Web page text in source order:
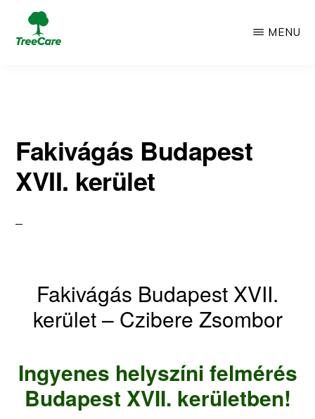
Skip
WordPress
oldal
MENU
Fakivágás Budapest
XVII. kerület
Fakivágás Budapest XVII.
kerület – Czibere Zsombor
Ingyenes helyszíni felmérés
Budapest XVII. kerületben!